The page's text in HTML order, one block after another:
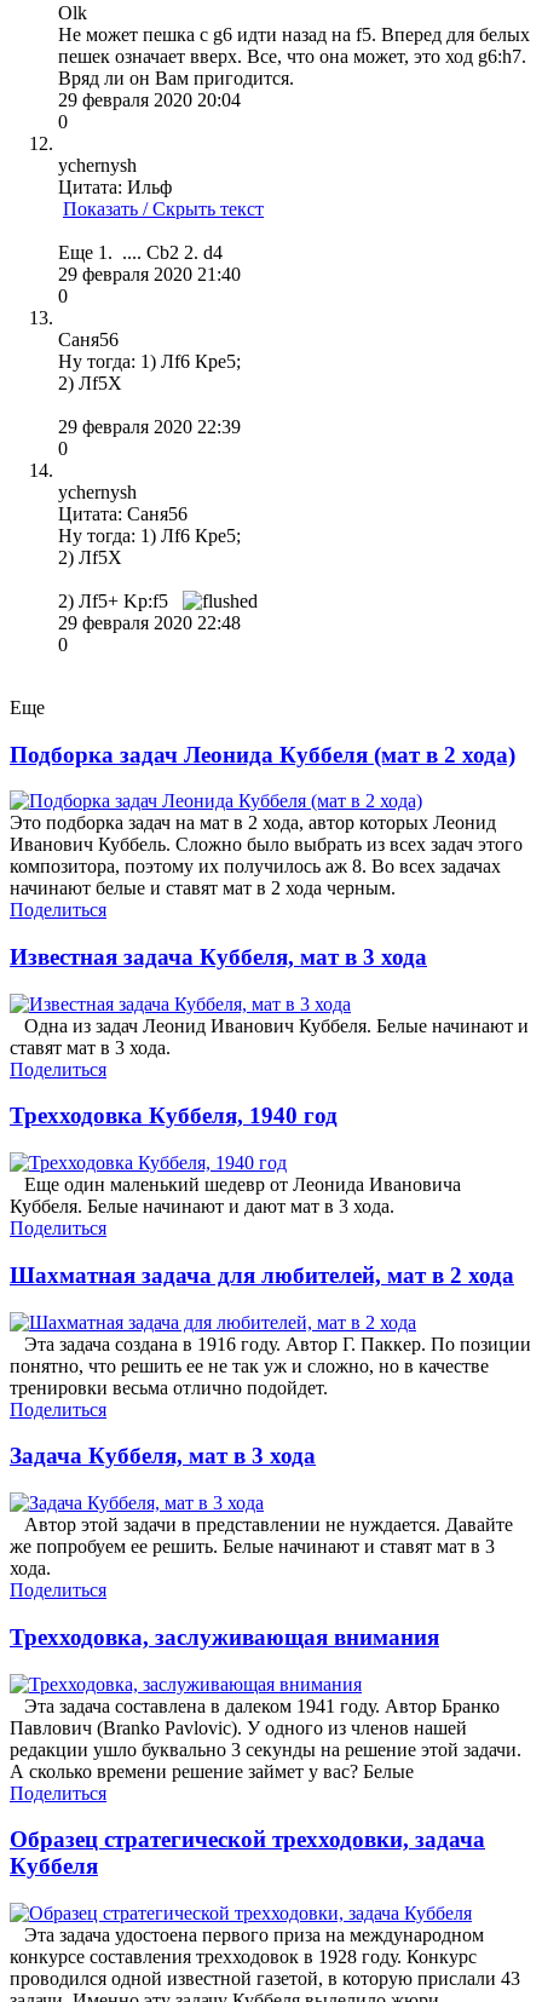
Olk
Не может пешка с g6 идти назад на f5. Вперед для белых
пешек означает вверх. Все, что она может, это ход g6:h7.
Вряд ли он Вам пригодится.
29 февраля 2020 20:04
0
ychernysh
Цитата: Ильф
Показать / Скрыть текст
Еще 1. .... Сb2 2. d4
29 февраля 2020 21:40
0
Саня56
Ну тогда: 1) Лf6 Кре5;
2) Лf5Х
29 февраля 2020 22:39
0
ychernysh
Цитата: Саня56
Ну тогда: 1) Лf6 Кре5;
2) Лf5Х
2) Лf5+ Kp:f5
29 февраля 2020 22:48
0
Еще
Подборка задач Леонида Куббеля (мат в 2 хода)
Это подборка задач на мат в 2 хода, автор которых Леонид
Иванович Куббель. Сложно было выбрать из всех задач этого
композитора, поэтому их получилось аж 8. Во всех задачах
начинают белые и ставят мат в 2 хода черным.
Поделиться
Известная задача Куббеля, мат в 3 хода
Одна из задач Леонид Иванович Куббеля. Белые начинают и
ставят мат в 3 хода.
Поделиться
Трехходовка Куббеля, 1940 год
Еще один маленький шедевр от Леонида Ивановича
Куббеля. Белые начинают и дают мат в 3 хода.
Поделиться
Шахматная задача для любителей, мат в 2 хода
Эта задача создана в 1916 году. Автор Г. Паккер. По позиции
понятно, что решить ее не так уж и сложно, но в качестве
тренировки весьма отлично подойдет.
Поделиться
Задача Куббеля, мат в 3 хода
Автор этой задачи в представлении не нуждается. Давайте
же попробуем ее решить. Белые начинают и ставят мат в 3
хода.
Поделиться
Трехходовка, заслуживающая внимания
Эта задача составлена в далеком 1941 году. Автор Бранко
Павлович (Branko Pavlovic). У одного из членов нашей
редакции ушло буквально 3 секунды на решение этой задачи.
А сколько времени решение займет у вас? Белые
Поделиться
Образец стратегической трехходовки, задача
Куббеля
Эта задача удостоена первого приза на международном
конкурсе составления трехходовок в 1928 году. Конкурс
проводился одной известной газетой, в которую прислали 43